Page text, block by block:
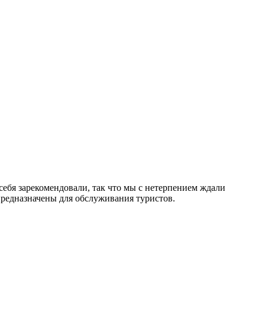
зарекомендовали, так что мы с нетерпением ждали
для обслуживания туристов.